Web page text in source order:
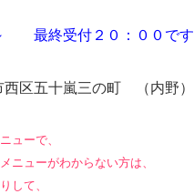
最終受付２０：００です
区五十嵐三の町 （内野）
ューで、
ニューがわからない方は、
して、